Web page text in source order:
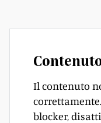
Il contenuto
blocker,